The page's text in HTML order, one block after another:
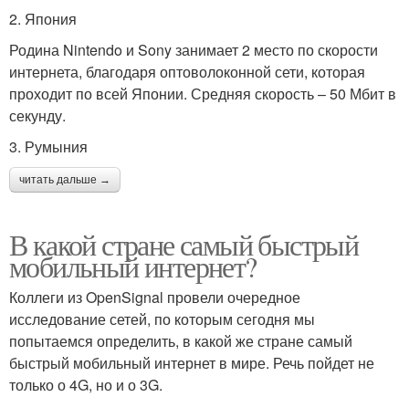
2. Япония
Родина Nintendo и Sony занимает 2 место по скорости
интернета, благодаря оптоволоконной сети, которая
проходит по всей Японии. Средняя скорость – 50 Мбит в
секунду.
3. Румыния
читать дальше →
В какой стране самый быстрый
мобильный интернет?
Коллеги из OpenSignal провели очередное
исследование сетей, по которым сегодня мы
попытаемся определить, в какой же стране самый
быстрый мобильный интернет в мире. Речь пойдет не
только о 4G, но и о 3G.